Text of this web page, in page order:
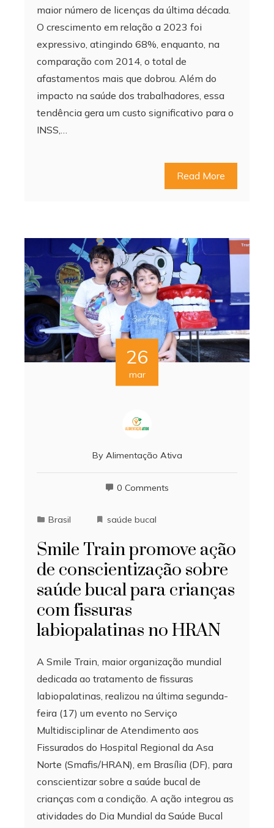
maior número de licenças da última década.
O crescimento em relação a 2023 foi
expressivo, atingindo 68%, enquanto, na
comparação com 2014, o total de
afastamentos mais que dobrou. Além do
impacto na saúde dos trabalhadores, essa
tendência gera um custo significativo para o
INSS,…
Read More
26
mar
By Alimentação Ativa
0 Comments
Brasil saúde bucal
Smile Train promove ação
de conscientização sobre
saúde bucal para crianças
com fissuras
labiopalatinas no HRAN
A Smile Train, maior organização mundial
dedicada ao tratamento de fissuras
labiopalatinas, realizou na última segunda-
feira (17) um evento no Serviço
Multidisciplinar de Atendimento aos
Fissurados do Hospital Regional da Asa
Norte (Smafis/HRAN), em Brasília (DF), para
conscientizar sobre a saúde bucal de
crianças com a condição. A ação integrou as
atividades do Dia Mundial da Saúde Bucal